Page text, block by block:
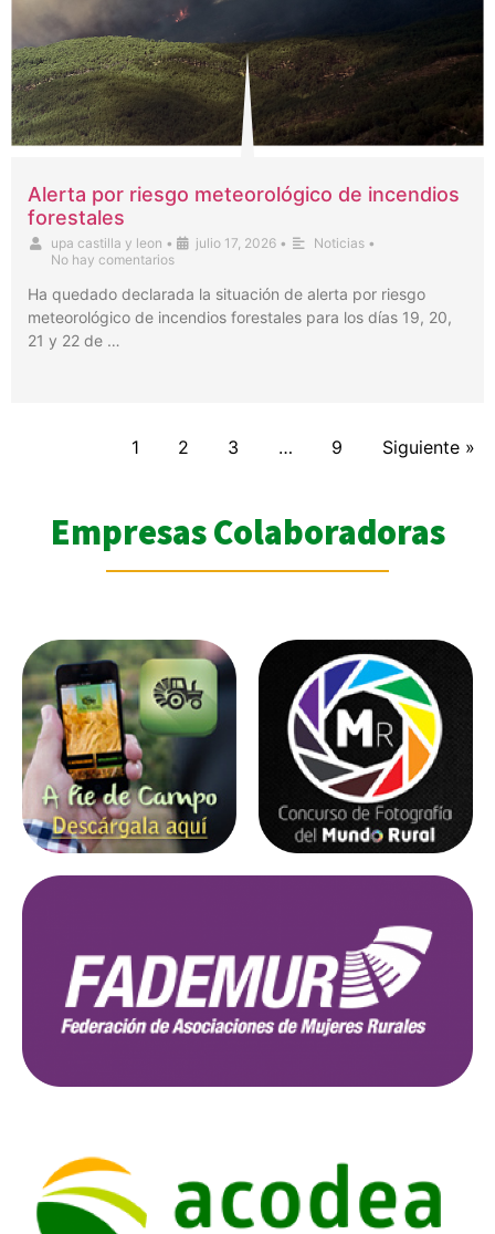
Alerta por riesgo meteorológico de incendios
forestales
upa castilla y leon • julio 17, 2026 • Noticias •
No hay comentarios
Ha quedado declarada la situación de alerta por riesgo
meteorológico de incendios forestales para los días 19, 20,
21 y 22 de …
1 2 3 … 9 Siguiente »
Empresas Colaboradoras